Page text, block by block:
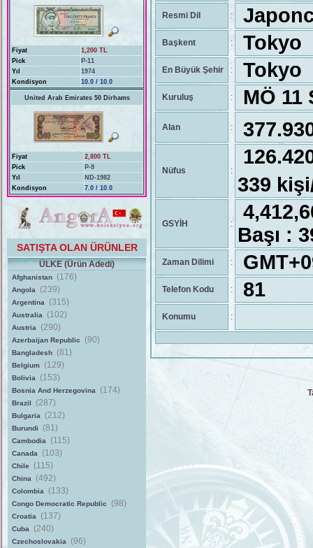
Fiyat
1,200 TL
Pick
P-11
Yıl
1974
Kondisyon
10.0 / 10.0
United Arab Emirates 50 Dirhams
Fiyat
2,800 TL
Pick
P-9
Yıl
ND-1982
Kondisyon
7.0 / 10.0
SATIŞTA OLAN ÜRÜNLER
ÜLKE (Ürün Adedi)
Afghanistan (176)
Angola (239)
Argentina (315)
Australia (102)
Austria (290)
Azerbaijan Republic (90)
Bangladesh (81)
Belgium (129)
Bolivia (153)
Bosnia And Herzegovina (174)
Brazil (287)
Bulgaria (212)
Burundi (81)
Cambodia (115)
Canada (103)
Chile (115)
China (492)
Colombia (133)
Congo Democratic Republic (98)
Croatia (137)
Cuba (240)
Czechoslovakia (96)
Resmi Dil :
Başkent : Tokyo
En Büyük Şehir : Tokyo
Kuruluş : MÖ 11
Alan :
Nüfus :
339
GSYİH :
Başı :
Zaman Dilimi :
Telefon Kodu : 81
Konumu :